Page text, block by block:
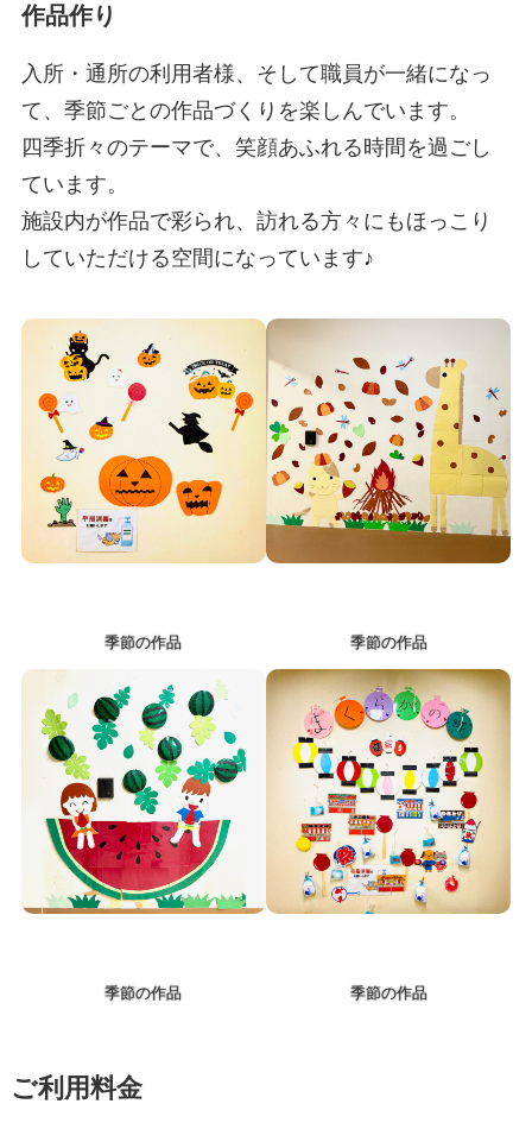
作品作り
入所・通所の利用者様、そして職員が一緒になっ
て、季節ごとの作品づくりを楽しんでいます。
四季折々のテーマで、笑顔あふれる時間を過ごし
ています。
施設内が作品で彩られ、訪れる方々にもほっこり
していただける空間になっています♪
季節の作品 季節の作品
季節の作品 季節の作品
ご利用料金